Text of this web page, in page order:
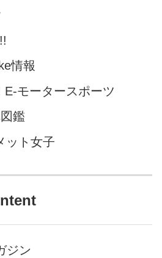
という事で、完全にファミ
、大きなお友だちを連れて
ってきました。 前半は恐竜
のパネルもついており、見
たっぷりです。 ここで気に
のパネルに「所蔵 所十三」
情報
モータースポーツ
鑑
ット女子
ジン